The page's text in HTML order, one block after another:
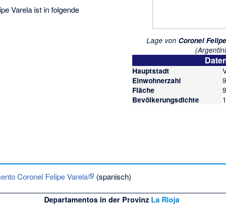
Lage von Coronel
Hauptstadt
Einwohnerzahl
Fläche
Bevölkerungsdichte
Varela ist in folgende
Coronel Felipe Varela (spanisch)
Departamentos in der Provinz La Rioja